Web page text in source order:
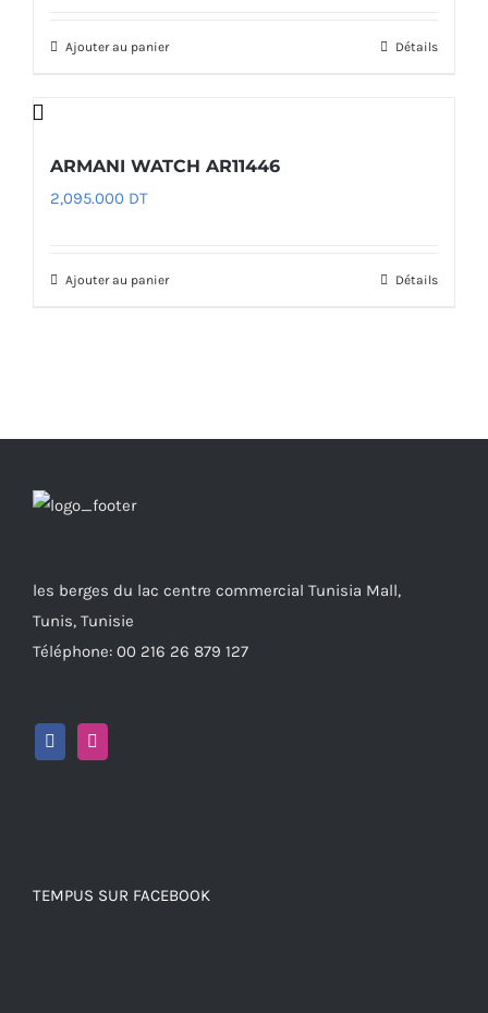
Ajouter au panier Détails
ARMANI WATCH AR11446
2,095.000 DT
Ajouter au panier Détails
les berges du lac centre commercial Tunisia Mall,
Tunis, Tunisie
Téléphone: 00 216 26 879 127
TEMPUS SUR FACEBOOK